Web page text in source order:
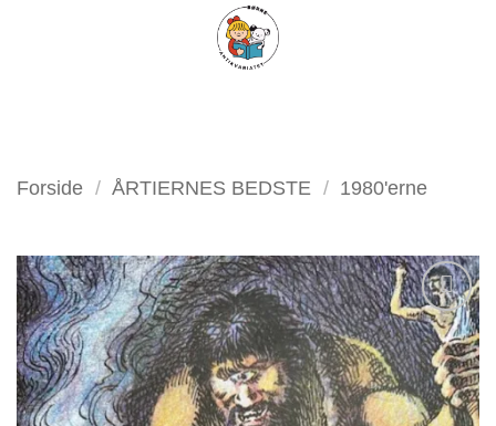
FILTER
Forside / ÅRTIERNES BEDSTE / 1980'erne
Tilføj
som
favorit